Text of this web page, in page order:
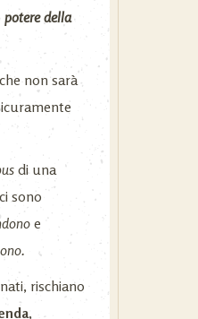
potere della
non sarà
di una
sono
e
rischiano
,